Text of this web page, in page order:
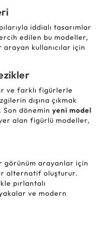
iddialı tasarımlar
edilen bu modeller,
kullanıcılar için
ve farklı figürlerle
dışına çıkmak
Son dönemin yeni model
alan figürlü modeller,
görünüm arayanlar için
alternatif oluşturur.
pırlantalı
ve modern